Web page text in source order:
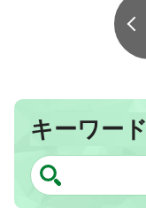
キーワード